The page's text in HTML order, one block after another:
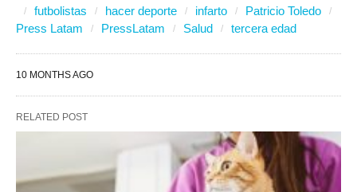
futbolistas
hacer deporte infarto
Patricio Toledo
Press Latam
PressLatam Salud tercera edad
10 MONTHS AGO
RELATED POST